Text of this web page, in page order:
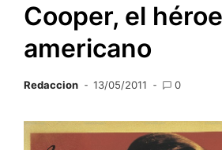
Cooper, el héroe
americano
Redaccion 13/05/2011 0